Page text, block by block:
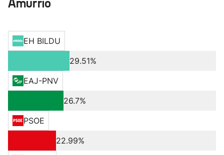
Amurrio
EH BILDU
29.51%
EAJ-PNV
26.7%
PSOE
22.99%